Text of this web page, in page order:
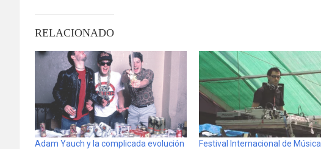
RELACIONADO
Adam Yauch y la complicada evolución
Festival Internacional de Música